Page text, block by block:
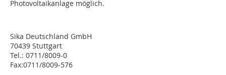
Photovoltaikanlage möglich.
Sika Deutschland GmbH
70439 Stuttgart
Tel.: 0711/8009-0
Fax:0711/8009-576